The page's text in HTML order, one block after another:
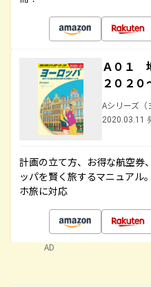
Ａ０１
２０２０
Aシリーズ
2020.03.11
計画の立て方、お得な航空券
ッパを賢く旅するマニュアル
ホ旅に対応
AD